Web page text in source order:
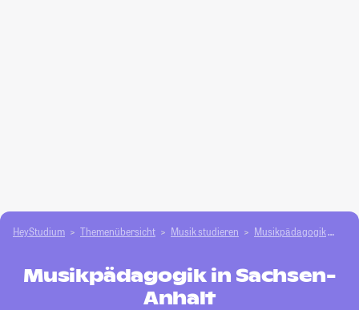
HeyStudium Themenübersicht Musik studieren Musikpädagogik
Musikpädagogik in Sachsen-
Anhalt